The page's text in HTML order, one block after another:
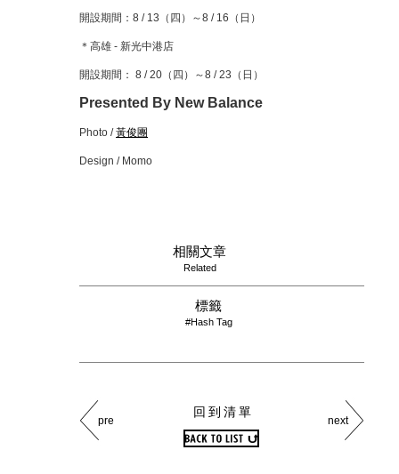
開設期間：8 / 13（四）～8 / 16（日）
＊高雄 - 新光中港店
開設期間： 8 / 20（四）～8 / 23（日）
Presented By New Balance
Photo /黃俊團
Design / Momo
相關文章
Related
標籤
#Hash Tag
pre next
回到清單